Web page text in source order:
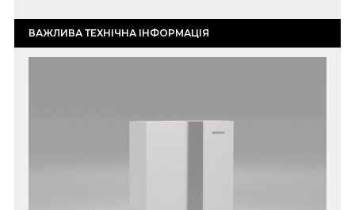
ВАЖЛИВА ТЕХНІЧНА ІНФОРМАЦІЯ